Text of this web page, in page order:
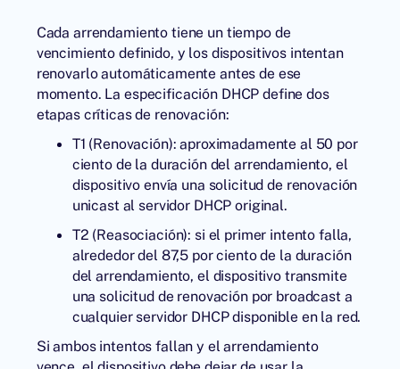
Cada arrendamiento tiene un tiempo de
vencimiento definido, y los dispositivos intentan
renovarlo automáticamente antes de ese
momento. La especificación DHCP define dos
etapas críticas de renovación:
T1 (Renovación): aproximadamente al 50 por
ciento de la duración del arrendamiento, el
dispositivo envía una solicitud de renovación
unicast al servidor DHCP original.
T2 (Reasociación): si el primer intento falla,
alrededor del 87,5 por ciento de la duración
del arrendamiento, el dispositivo transmite
una solicitud de renovación por broadcast a
cualquier servidor DHCP disponible en la red.
Si ambos intentos fallan y el arrendamiento